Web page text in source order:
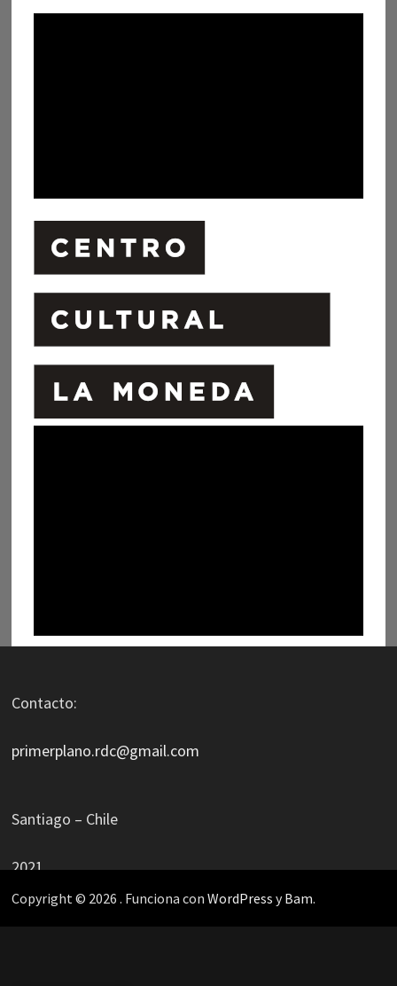
Contacto:
primerplano.rdc@gmail.com
Santiago – Chile
2021
Copyright © 2026 . Funciona con WordPress yBam.